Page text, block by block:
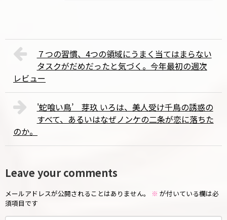
７つの習慣、4つの領域にうまく当てはまらない
タスクがだめだったと気づく。今年最初の週次
レビュー
'蛇喰い鳥’ 芽玖 いろは、美人受け千鳥の誘惑の
すべて、あるいはなぜノンケの二条が恋に落ちた
のか。
Leave your comments
メールアドレスが公開されることはありません。 ※ が付いている欄は必
須項目です